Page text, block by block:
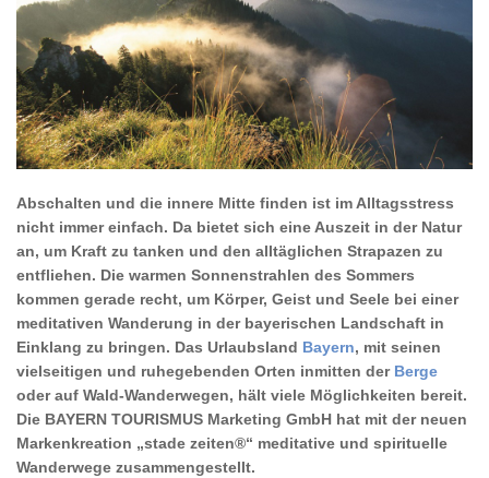
Abschalten und die innere Mitte finden ist im Alltagsstress
nicht immer einfach. Da bietet sich eine Auszeit in der Natur
an, um Kraft zu tanken und den alltäglichen Strapazen zu
entfliehen. Die warmen Sonnenstrahlen des Sommers
kommen gerade recht, um Körper, Geist und Seele bei einer
meditativen Wanderung in der bayerischen Landschaft in
Einklang zu bringen. Das Urlaubsland Bayern, mit seinen
vielseitigen und ruhegebenden Orten inmitten der Berge
oder auf Wald-Wanderwegen, hält viele Möglichkeiten bereit.
Die BAYERN TOURISMUS Marketing GmbH hat mit der neuen
Markenkreation „stade zeiten®“ meditative und spirituelle
Wanderwege zusammengestellt.